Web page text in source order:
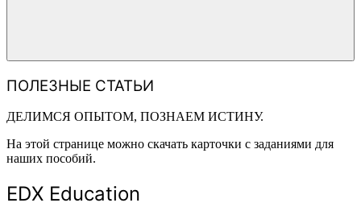
ПОЛЕЗНЫЕ СТАТЬИ
ДЕЛИМСЯ ОПЫТОМ, ПОЗНАЕМ ИСТИНУ.
На этой странице можно скачать карточки с заданиями для
наших пособий.
EDX Education